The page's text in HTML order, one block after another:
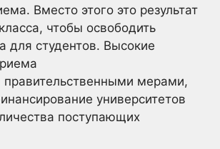
Вместо этого это результат
чтобы освободить
для студентов. Высокие
правительственными мерами,
университетов
поступающих